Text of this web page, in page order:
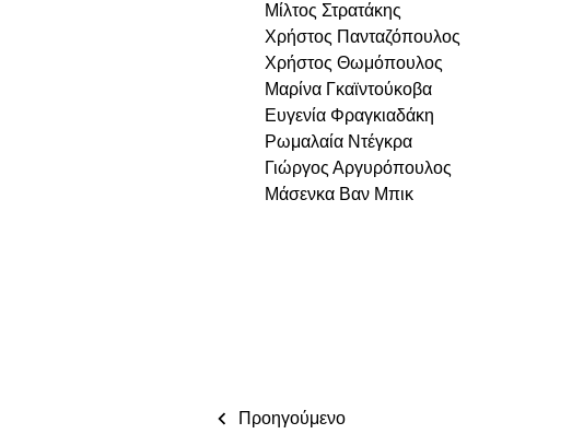
Μίλτος Στρατάκης
Χρήστος Πανταζόπουλος
Χρήστος Θωμόπουλος
Μαρίνα Γκαϊντούκοβα
Ευγενία Φραγκιαδάκη
Ρωμαλαία Ντέγκρα
Γιώργος Αργυρόπουλος
Μάσενκα Βαν Μπικ
Προηγούμενο